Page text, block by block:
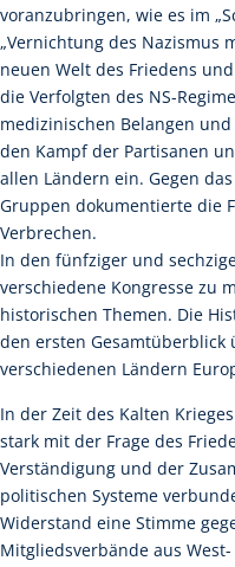
voranzubringen, wie es im
„Vernichtung des Nazismus
neuen Welt des Friedens
die Verfolgten des NS-
medizinischen Belangen
den Kampf der Partisanen
allen Ländern ein. Gegen
Gruppen dokumentierte die
Verbrechen.
In den fünfziger und
verschiedene Kongresse zu
historischen Themen. Die
den ersten Gesamtüberblick
verschiedenen Ländern
In der Zeit des Kalten
stark mit der Frage des
Verständigung und der
politischen Systeme
Widerstand eine Stimme
Mitgliedsverbände aus